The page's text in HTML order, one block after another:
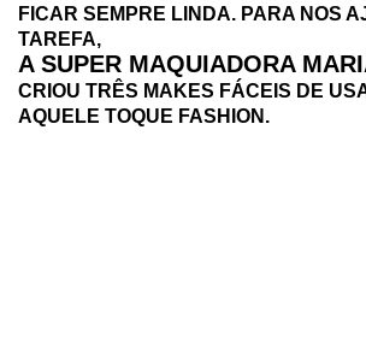
FICAR SEMPRE LINDA. PARA NOS
TAREFA,
A SUPER MAQUIADORA
CRIOU TRÊS MAKES FÁCEIS DE
AQUELE TOQUE FASHION.